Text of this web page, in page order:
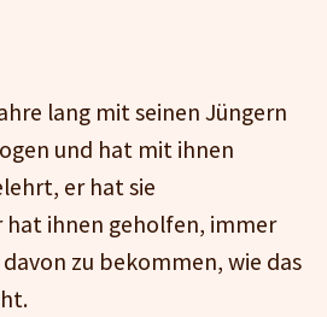
lang mit seinen Jüngern
und hat mit ihnen
er hat sie
hat ihnen geholfen, immer
davon zu bekommen, wie das